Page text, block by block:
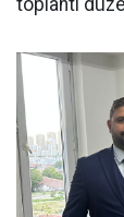
toplantı